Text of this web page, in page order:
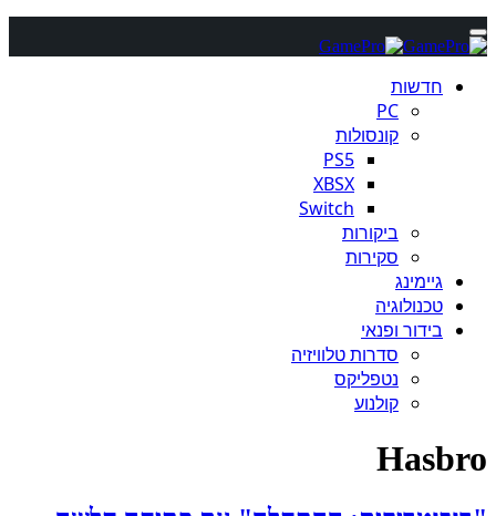
חדשות
PC
קונסולות
PS5
XBSX
Switch
ביקורות
סקירות
גיימינג
טכנולוגיה
בידור ופנאי
סדרות טלוויזיה
נטפליקס
קולנוע
Hasbro